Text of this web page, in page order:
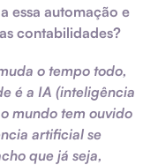
essa automação e
contabilidades?
o tempo todo,
é a IA (inteligência
mundo tem ouvido
artificial se
que já seja,